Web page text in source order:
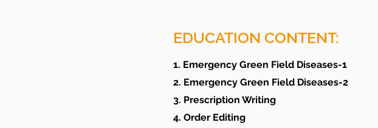
EDUCATION CONTENT:
1. Emergency Green Field Diseases-1
2. Emergency Green Field Diseases-2
3. Prescription Writing
4. Order Editing